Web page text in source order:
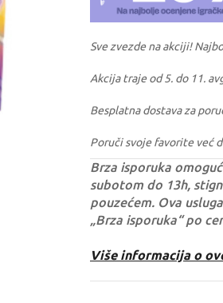
Sve zvezde na akciji!
Akcija traje od 5. do 11.
Besplatna dostava za
Poruči svoje favorite već
Brza isporuka
subotom do 13h,
pouzećem. Ova
„Brza isporuka“ po
Više informacija o